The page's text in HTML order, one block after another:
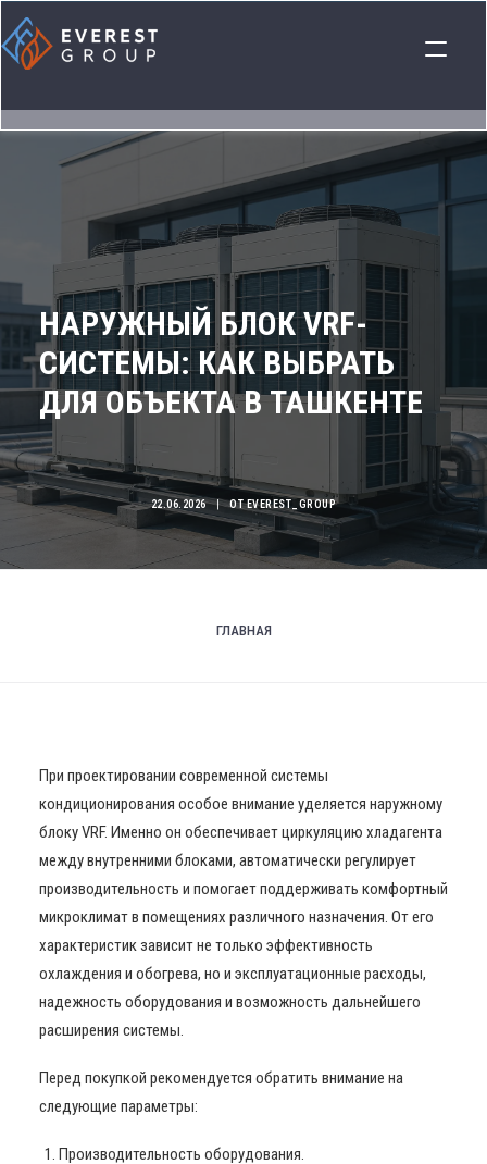
НАРУЖНЫЙ БЛОК VRF-
СИСТЕМЫ: КАК ВЫБРАТЬ
ДЛЯ ОБЪЕКТА В ТАШКЕНТЕ
22.06.2026 | ОТEVEREST_GROUP
ГЛАВНАЯ
При проектировании современной системы
кондиционирования особое внимание уделяется наружному
блоку VRF. Именно он обеспечивает циркуляцию хладагента
между внутренними блоками, автоматически регулирует
производительность и помогает поддерживать комфортный
микроклимат в помещениях различного назначения. От его
характеристик зависит не только эффективность
охлаждения и обогрева, но и эксплуатационные расходы,
надежность оборудования и возможность дальнейшего
расширения системы.
Перед покупкой рекомендуется обратить внимание на
следующие параметры:
Производительность оборудования.